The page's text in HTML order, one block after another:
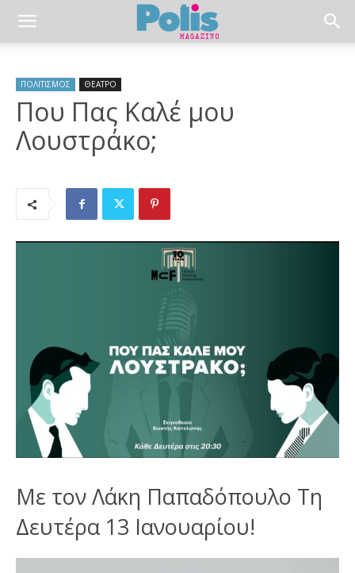
ΠΟΛΙΤΙΣΜΟΣ ΘΕΑΤΡΟ
Που Πας Καλέ μου
Λουστράκο;
Με τον Λάκη Παπαδόπουλο Τη
Δευτέρα 13 Ιανουαρίου!